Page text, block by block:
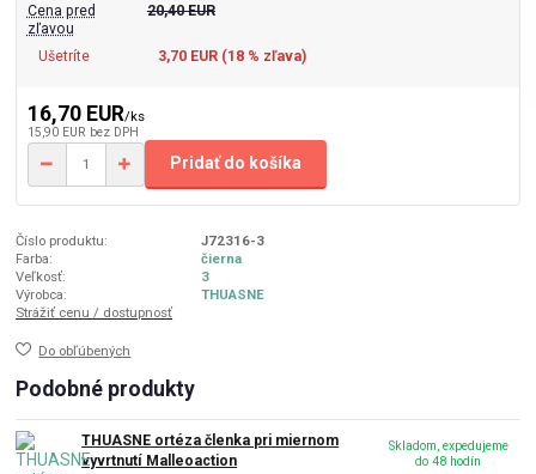
Cena pred
zľavou
20,40 EUR
Ušetríte 3,70 EUR (18% zľava)
16,70 EUR/ks
15,90 EUR bez DPH
Pridať do košíka
Číslo produktu:
J72316-3
Farba:
čierna
Veľkosť:
3
Výrobca:
THUASNE
Strážiť cenu / dostupnosť
Do obľúbených
Podobné produkty
THUASNE ortéza členka pri miernom
vyvrtnutí Malleoaction
Skladom, expedujeme
do 48 hodín